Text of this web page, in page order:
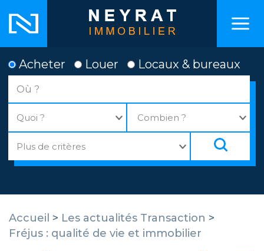
Acheter Louer Locaux & bureaux
Accueil > Les actualités Transaction >
Fréjus : qualité de vie et immobilier